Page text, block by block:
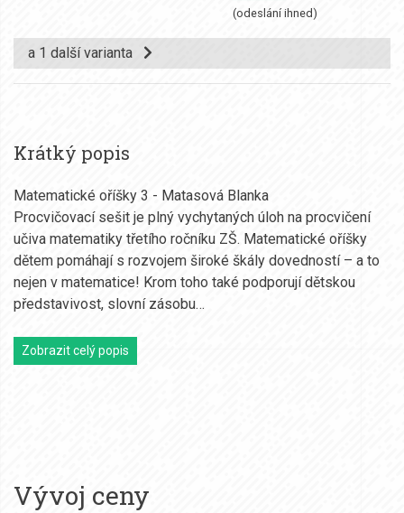
(odeslání ihned)
a 1 další varianta
Krátký popis
Matematické oříšky 3 - Matasová Blanka
Procvičovací sešit je plný vychytaných úloh na procvičení
učiva matematiky třetího ročníku ZŠ. Matematické oříšky
dětem pomáhají s rozvojem široké škály dovedností – a to
nejen v matematice! Krom toho také podporují dětskou
představivost, slovní zásobu…
Zobrazit celý popis
Vývoj ceny